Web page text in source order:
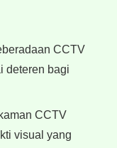
CCTV
deteren bagi
CCTV
visual yang